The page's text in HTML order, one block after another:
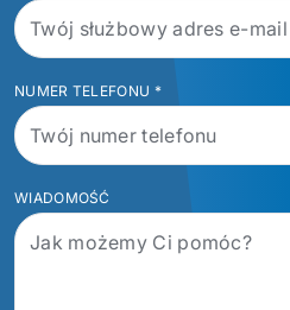
NUMER TELEFONU *
WIADOMOŚĆ